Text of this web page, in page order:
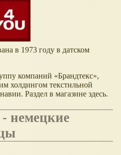
в 1973 году в датском
компаний
Брандтекс ,
холдингом текстильной
Раздел в магазине здесь.